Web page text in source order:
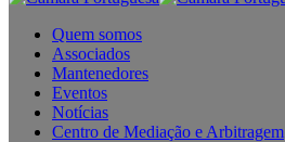
Quem somos
Associados
Mantenedores
Eventos
Notícias
Centro de Mediação e Arbitragem